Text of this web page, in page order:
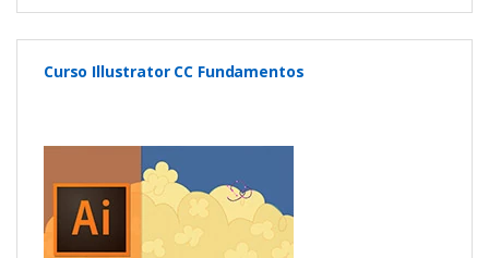
Curso Illustrator CC Fundamentos